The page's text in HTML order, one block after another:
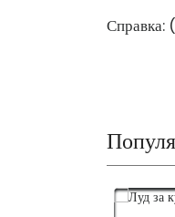
Справка: (